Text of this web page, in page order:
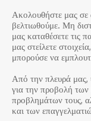
Ακολουθήστε μας σε
βελτιωθούμε. Μη
μας καταθέσετε τις
μας στείλετε
μπορούσε να
Από την πλευρά μας,
για την προβολή
προβλημάτων τους,
και των